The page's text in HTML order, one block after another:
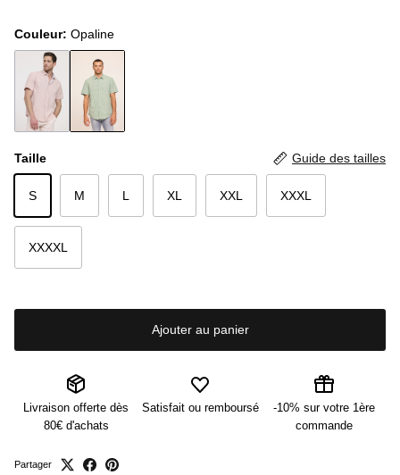
Couleur: Opaline
Taille Guide des tailles
S M L XL XXL XXXL
XXXXL
Ajouter au panier
Livraison offerte dès
80€ d'achats
Satisfait ou remboursé
-10% sur votre 1ère
commande
Partager